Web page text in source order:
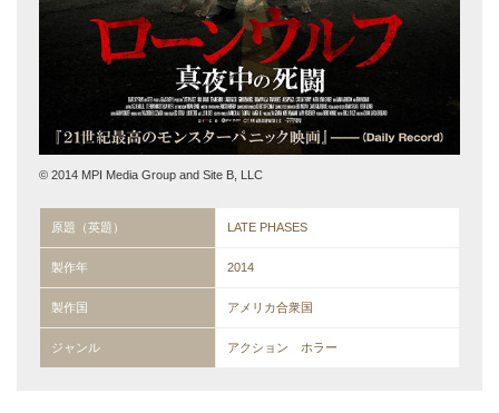
© 2014 MPI Media Group and Site B, LLC
原題（英題） LATE PHASES
製作年 2014
製作国 アメリカ合衆国
ジャンル アクション ホラー